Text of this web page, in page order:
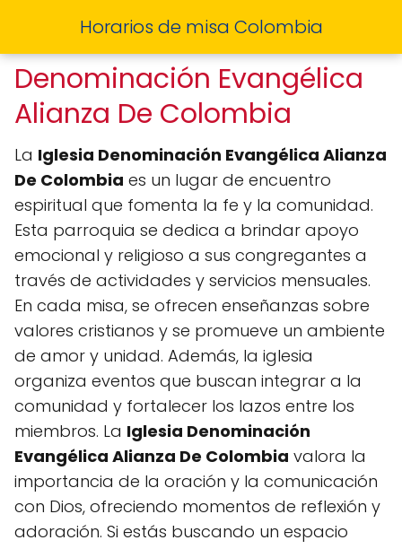
Horarios de misa Colombia
Denominación Evangélica
Alianza De Colombia
La Iglesia Denominación Evangélica Alianza
De Colombia es un lugar de encuentro
espiritual que fomenta la fe y la comunidad.
Esta parroquia se dedica a brindar apoyo
emocional y religioso a sus congregantes a
través de actividades y servicios mensuales.
En cada misa, se ofrecen enseñanzas sobre
valores cristianos y se promueve un ambiente
de amor y unidad. Además, la iglesia
organiza eventos que buscan integrar a la
comunidad y fortalecer los lazos entre los
miembros. La Iglesia Denominación
Evangélica Alianza De Colombia valora la
importancia de la oración y la comunicación
con Dios, ofreciendo momentos de reflexión y
adoración. Si estás buscando un espacio